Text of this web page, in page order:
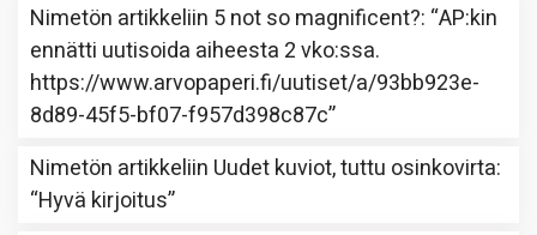
Nimetön artikkeliin 5 not so magnificent?: “AP:kin
ennätti uutisoida aiheesta 2 vko:ssa.
https://www.arvopaperi.fi/uutiset/a/93bb923e-
8d89-45f5-bf07-f957d398c87c”
Nimetön artikkeliin Uudet kuviot, tuttu osinkovirta:
“Hyvä kirjoitus”